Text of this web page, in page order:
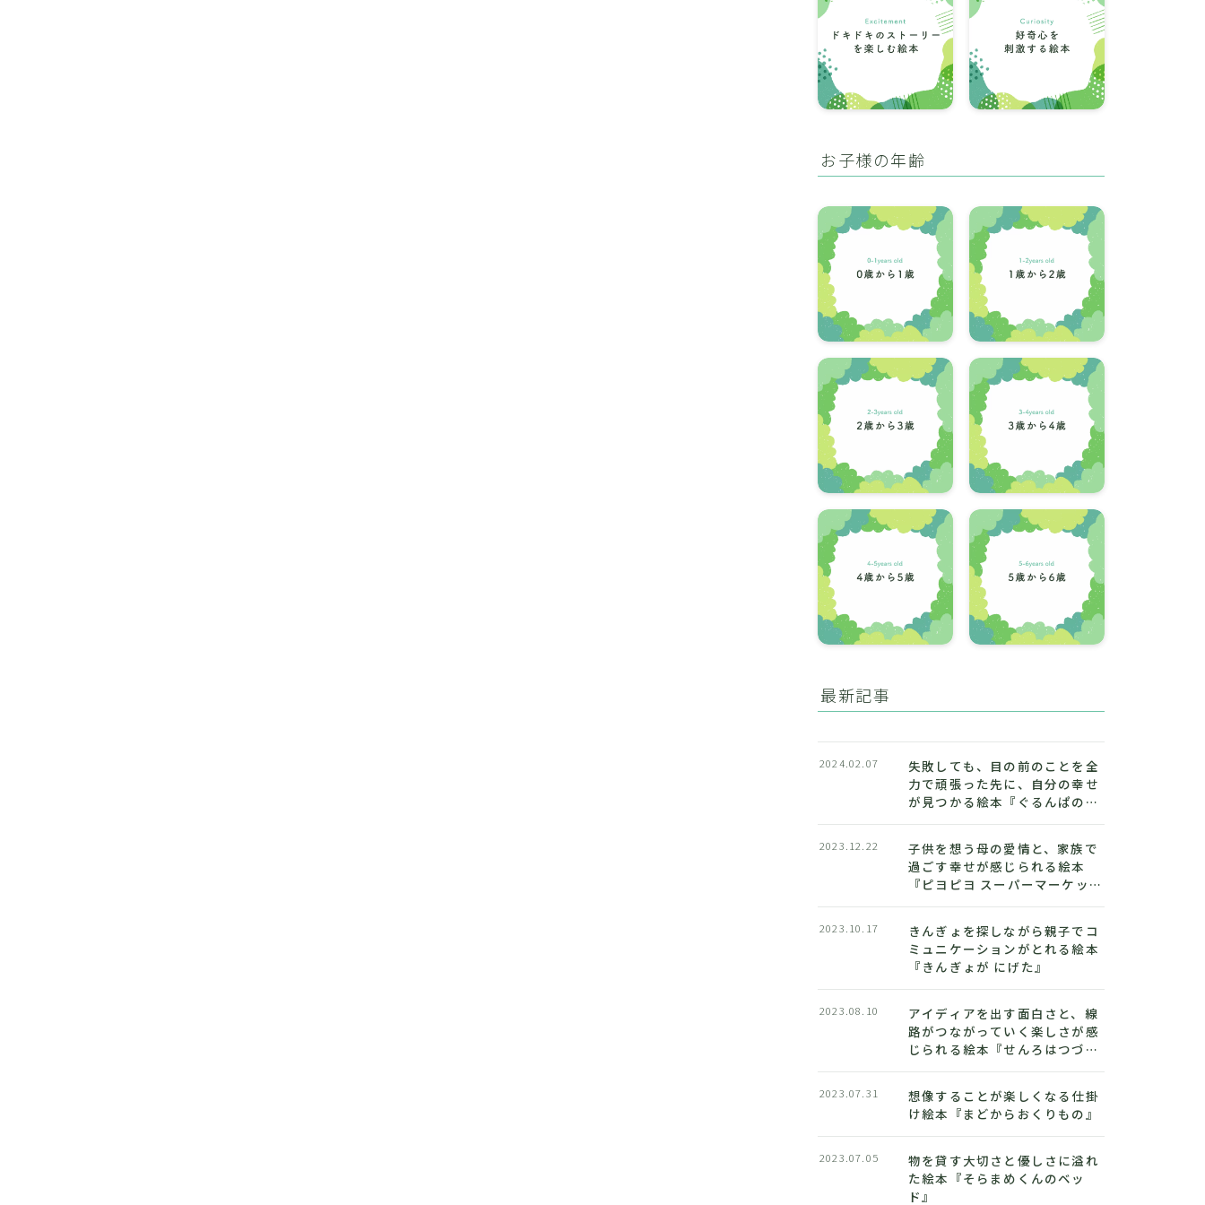
お子様の年齢
最新記事
失敗しても、目の前のことを全
力で頑張った先に、自分の幸せ
が見つかる絵本『ぐるんぱのよ
うちえん』
2024.02.07
子供を想う母の愛情と、家族で
過ごす幸せが感じられる絵本
『ピヨピヨ スーパーマーケッ
ト』
2023.12.22
きんぎょを探しながら親子でコ
ミュニケーションがとれる絵本
『きんぎょが にげた』
2023.10.17
アイディアを出す面白さと、線
路がつながっていく楽しさが感
じられる絵本『せんろはつづ
く』
2023.08.10
想像することが楽しくなる仕掛
け絵本『まどからおくりもの』
2023.07.31
物を貸す大切さと優しさに溢れ
た絵本『そらまめくんのベッ
ド』
2023.07.05